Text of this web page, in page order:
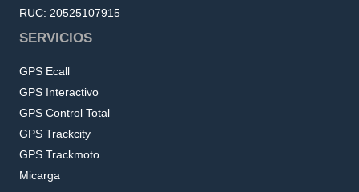
RUC: 20525107915
SERVICIOS
GPS Ecall
GPS Interactivo
GPS Control Total
GPS Trackcity
GPS Trackmoto
Micarga